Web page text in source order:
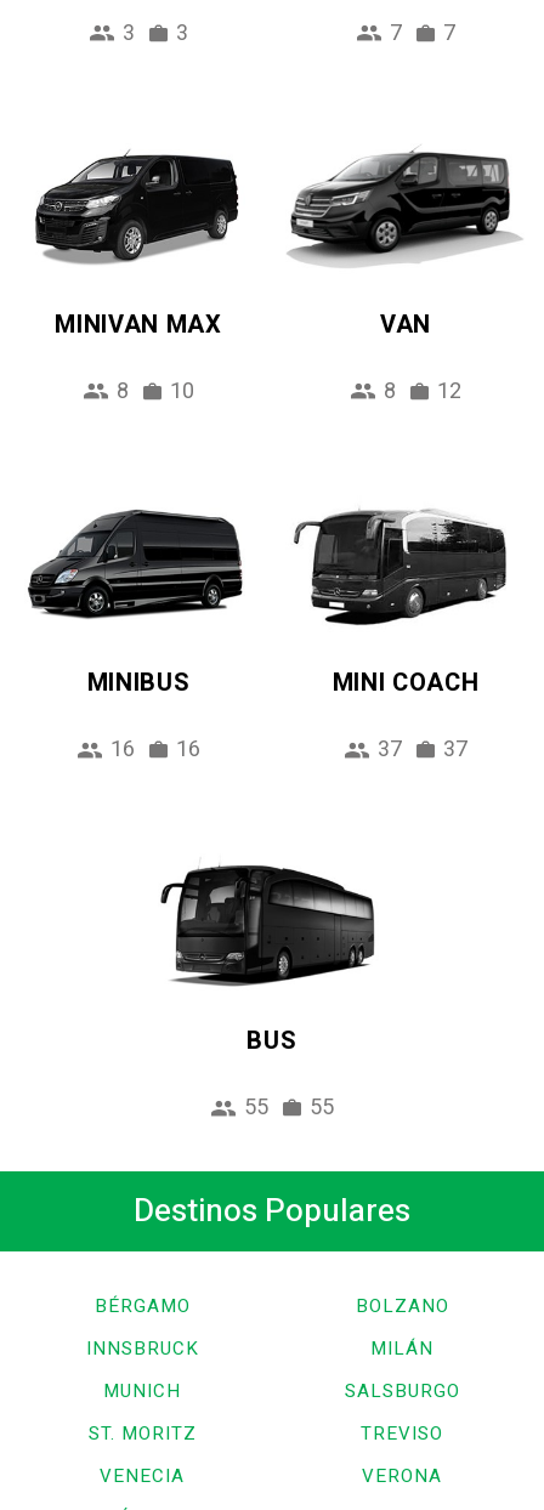
3 3 7 7
MINIVAN MAX
8 10
VAN
8 12
MINIBUS
16 16
MINI COACH
37 37
BUS
55 55
Destinos Populares
BÉRGAMO
BOLZANO
INNSBRUCK
MILÁN
MUNICH
SALSBURGO
ST. MORITZ
TREVISO
VENECIA
VERONA